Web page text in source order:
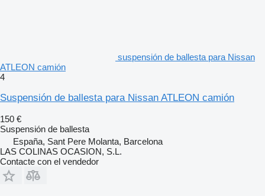
suspensión de ballesta para Nissan
ATLEON camión
4
Suspensión de ballesta para Nissan ATLEON camión
150 €
Suspensión de ballesta
España, Sant Pere Molanta, Barcelona
LAS COLINAS OCASION, S.L.
Contacte con el vendedor